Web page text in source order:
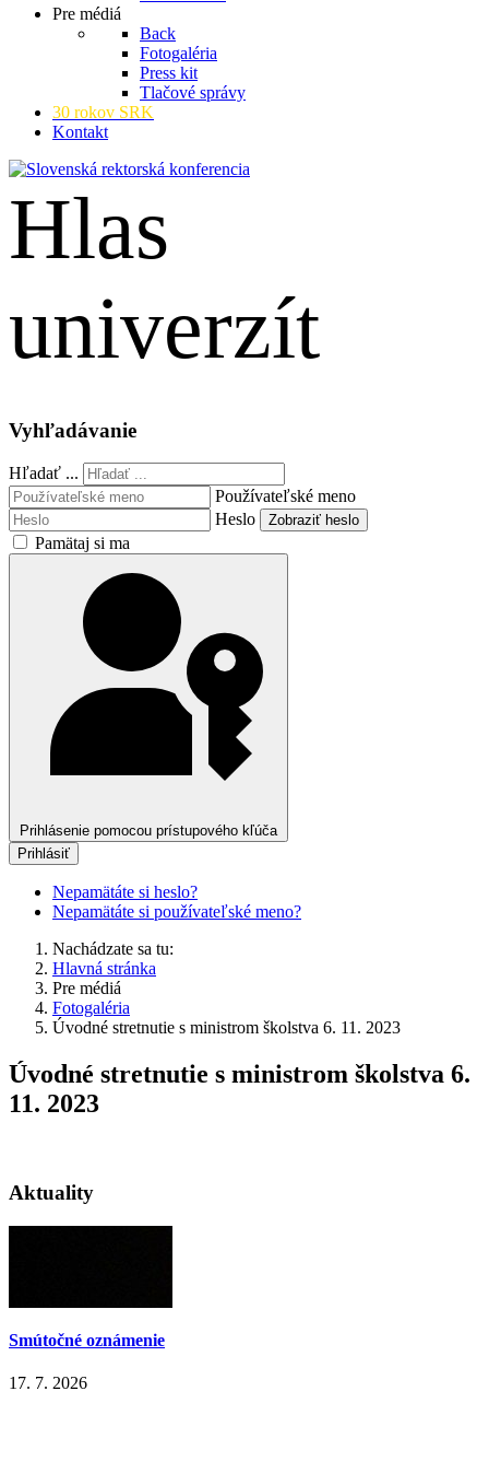
Pre médiá
Back
Fotogaléria
Press kit
Tlačové správy
30 rokov SRK
Kontakt
Hlas
univerzít
Vyhľadávanie
Hľadať ...
Používateľské meno
Heslo
Zobraziť heslo
Pamätaj si ma
Prihlásenie pomocou prístupového kľúča
Prihlásiť
Nepamätáte si heslo?
Nepamätáte si používateľské meno?
Nachádzate sa tu:
Hlavná stránka
Pre médiá
Fotogaléria
Úvodné stretnutie s ministrom školstva 6. 11. 2023
Úvodné stretnutie s ministrom školstva 6.
11. 2023
Aktuality
Smútočné oznámenie
17. 7. 2026